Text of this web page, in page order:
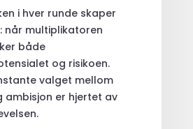
i hver runde skaper
når multiplikatoren
både
og risikoen.
valget mellom
ambisjon er hjertet av